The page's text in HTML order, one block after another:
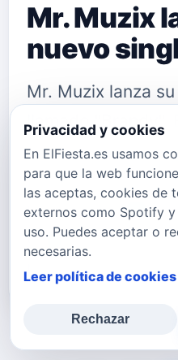
Mr. Muzix
nuevo
Mr. Muzix lanza
llamado "Brandy".
obra maestra
ya que no solo
sino que también
diseñó. La
perfecta de
Privacidad y cookies
En ElFiesta.es usamos
para que la web
las aceptas, cookies de
externos como Spotify
uso. Puedes aceptar o
necesarias.
Leer política de cookies
Rechazar